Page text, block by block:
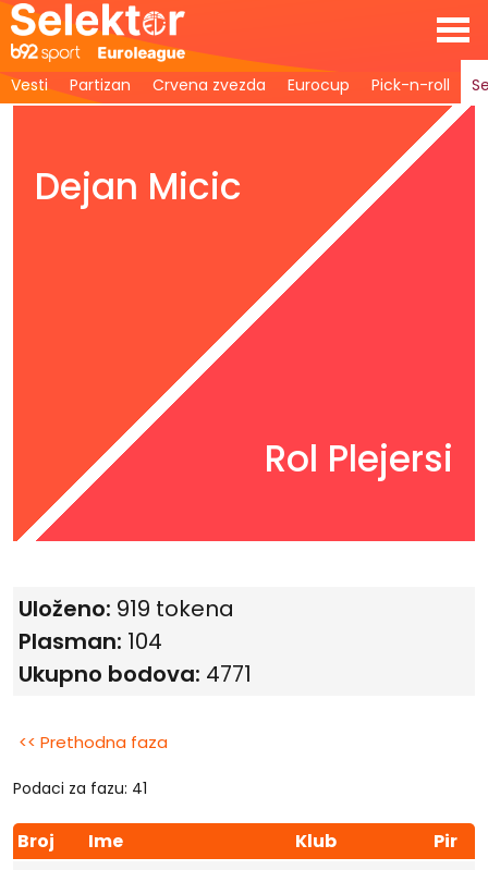
Vesti Partizan Crvena zvezda Eurocup Pick-n-roll
Dejan Micic
Rol Plejersi
Uloženo: 919 tokena
Plasman: 104
Ukupno bodova: 4771
<< Prethodna faza
Podaci za fazu: 41
Broj Ime Klub Pir